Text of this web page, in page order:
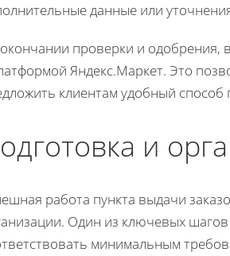
данные или
проверки и одобрения,
Яндекс.Маркет. Это
клиентам удобный способ
и
работа пункта выдачи
Один из ключевых
минимальным